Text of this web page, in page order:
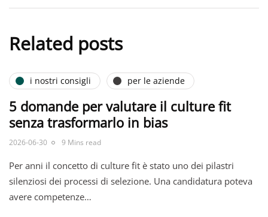
Related posts
i nostri consigli per le aziende
5 domande per valutare il culture fit
senza trasformarlo in bias
2026-06-30 9 Mins read
Per anni il concetto di culture fit è stato uno dei pilastri
silenziosi dei processi di selezione. Una candidatura poteva
avere competenze…